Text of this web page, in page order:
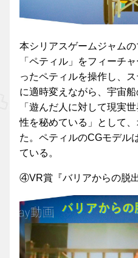
本シリアスゲームジャム
「ペティル」をフィーチ
ったペティルを操作し、
に適時変えながら、宇宙船
「遊んだ人に対して現実
性を秘めている」として
た。ペティルのCGモデル
ている。
④VR賞『バリアからの脱出